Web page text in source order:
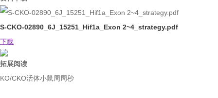
S-CKO-02890_6J_15251_Hif1a_Exon 2~4_strategy.pdf
下载
拓展阅读
KO/CKO活体小鼠周周秒